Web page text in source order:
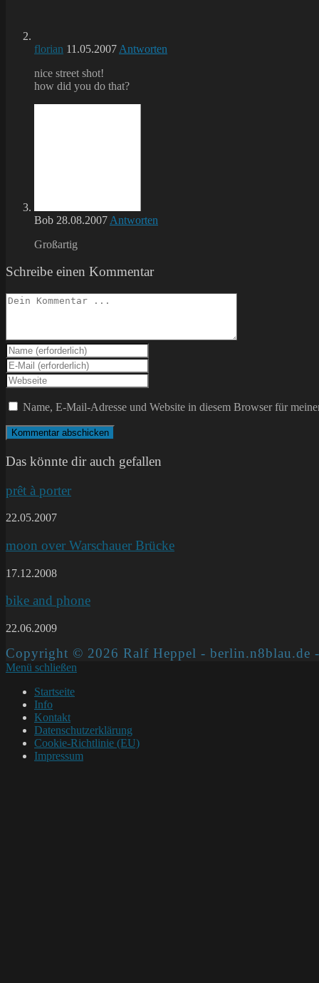
florian 11.05.2007 Antworten
nice street shot!
how did you do that?
Bob 28.08.2007 Antworten
Großartig
Schreibe einen Kommentar
Kommentieren
Gib
deinen
Namen
oder
Benutzernamen
zum
Kommentieren
ein
Gib
deine
E-
Mail-
Adresse
zum
Kommentieren
Gib
deine
Website-
ein
(optional)
Name, E-Mail-Adresse und Website in diesem Browser für
Das könnte dir auch gefallen
prêt à porter
22.05.2007
moon over Warschauer Brücke
17.12.2008
bike and phone
22.06.2009
Copyright © 2026 Ralf Heppel - berlin.n8blau.de
Menü schließen
Startseite
Info
Kontakt
Datenschutzerklärung
Cookie-Richtlinie (EU)
Impressum